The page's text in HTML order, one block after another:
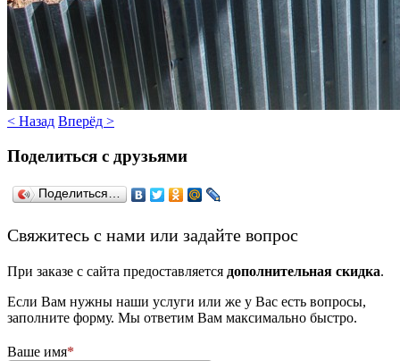
< Назад Вперёд >
Поделиться с друзьями
Поделиться…
­Свяжитесь с нами или задайте вопрос
При заказе с сайта предоставляется дополнительная скидка.
Если Вам нужны наши услуги или же у Вас есть вопросы,
заполните форму. Мы ответим Вам максимально быстро.
Ваше имя